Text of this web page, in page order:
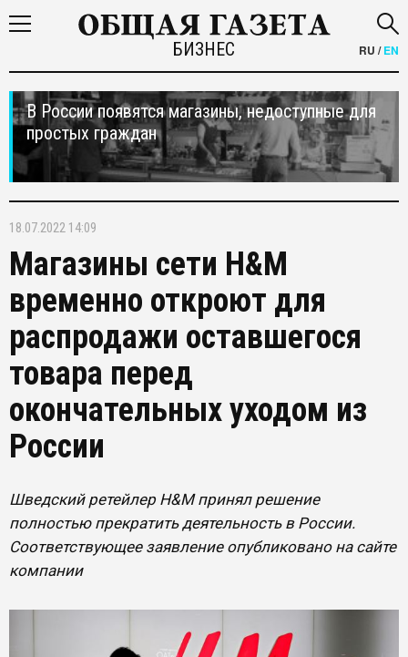
БИЗНЕС RU /EN
В России появятся магазины, недоступные для
простых граждан
18.07.2022 14:09
Магазины сети H&M
временно откроют для
распродажи оставшегося
товара перед
окончательных уходом из
России
Шведский ретейлер H&M принял решение
полностью прекратить деятельность в России.
Соответствующее заявление опубликовано на сайте
компании